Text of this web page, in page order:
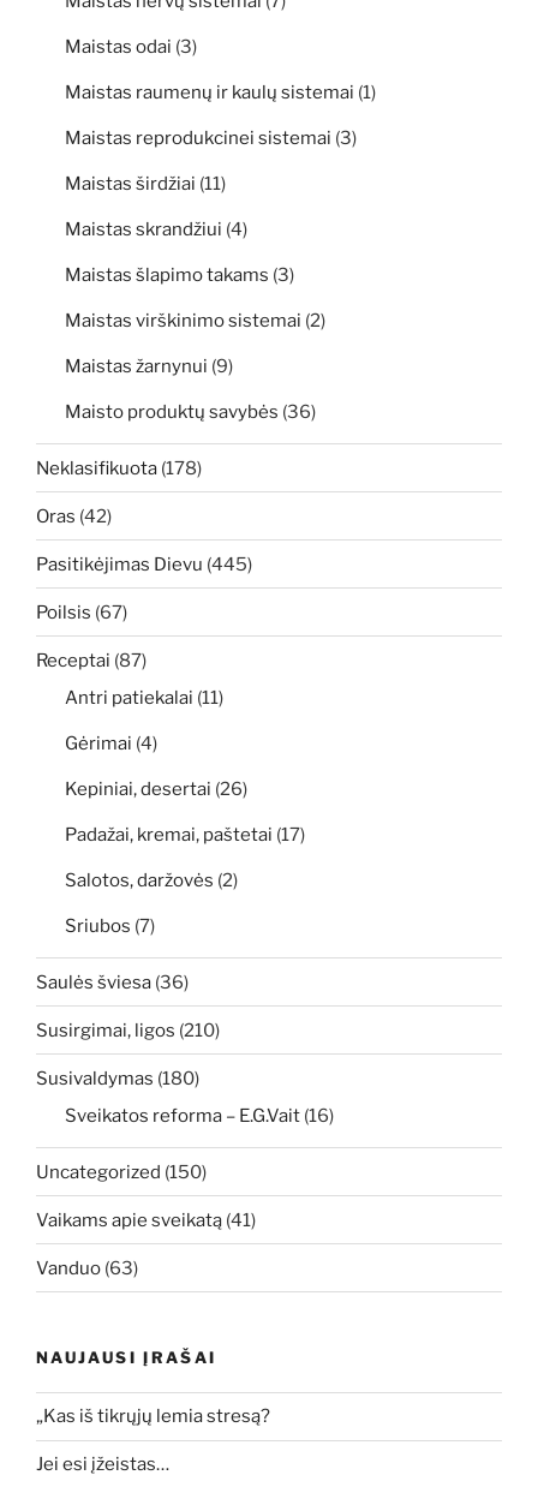
Maistas odai (3)
Maistas raumenų ir kaulų sistemai (1)
Maistas reprodukcinei sistemai (3)
Maistas širdžiai (11)
Maistas skrandžiui (4)
Maistas šlapimo takams (3)
Maistas virškinimo sistemai (2)
Maistas žarnynui (9)
Maisto produktų savybės (36)
Neklasifikuota (178)
Oras (42)
Pasitikėjimas Dievu (445)
Poilsis (67)
Receptai (87)
Antri patiekalai (11)
Gėrimai (4)
Kepiniai, desertai (26)
Padažai, kremai, paštetai (17)
Salotos, daržovės (2)
Sriubos (7)
Saulės šviesa (36)
Susirgimai, ligos (210)
Susivaldymas (180)
Sveikatos reforma – E.G.Vait (16)
Uncategorized (150)
Vaikams apie sveikatą (41)
Vanduo (63)
NAUJAUSI ĮRAŠAI
„Kas iš tikrųjų lemia stresą?
Jei esi įžeistas…